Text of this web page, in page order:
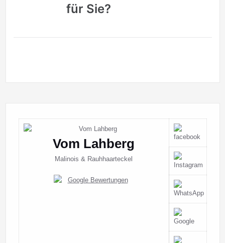
für Sie?
Vom Lahberg
Malinois & Rauhhaarteckel